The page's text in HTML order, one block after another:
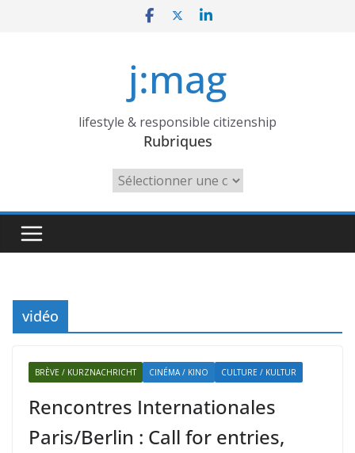
j:mag
lifestyle & responsible citizenship
Rubriques
Rubriques
vidéo
BRÈVE / KURZNACHRICHT CINÉMA / KINO CULTURE / KULTUR
Rencontres Internationales
Paris/Berlin : Call for entries,